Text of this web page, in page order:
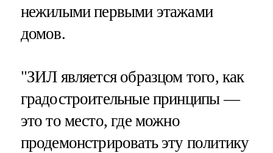
нежилыми первыми этажами
домов.
"ЗИЛ является образцом того, как
градостроительные принципы —
это то место, где можно
продемонстрировать эту политику